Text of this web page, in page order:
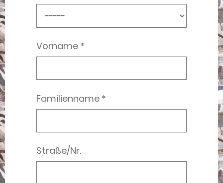
Vorname *
Familienname *
Straße/Nr.